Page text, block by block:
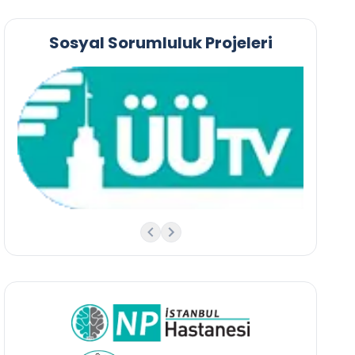
Sosyal Sorumluluk Projeleri